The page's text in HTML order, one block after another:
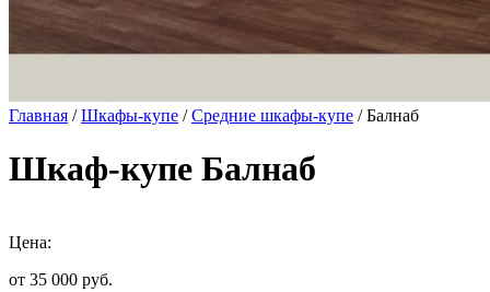
Главная /Шкафы-купе /Средние шкафы-купе / Балнаб
Шкаф-купе Балнаб
Цена:
от 35 000 руб.